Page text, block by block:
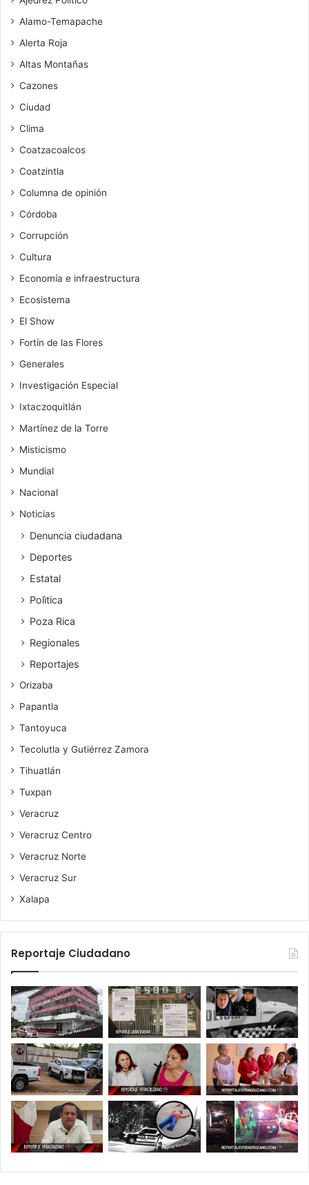
Alamo-Temapache
Alerta Roja
Altas Montañas
Cazones
Ciudad
Clima
Coatzacoalcos
Coatzintla
Columna de opinión
Córdoba
Corrupción
Cultura
Economía e infraestructura
Ecosistema
El Show
Fortín de las Flores
Generales
Investigación Especial
Ixtaczoquitlán
Martínez de la Torre
Misticismo
Mundial
Nacional
Noticias
Denuncia ciudadana
Deportes
Estatal
Polìtica
Poza Rica
Regionales
Reportajes
Orizaba
Papantla
Tantoyuca
Tecolutla y Gutiérrez Zamora
Tihuatlán
Tuxpan
Veracruz
Veracruz Centro
Veracruz Norte
Veracruz Sur
Xalapa
Reportaje Ciudadano